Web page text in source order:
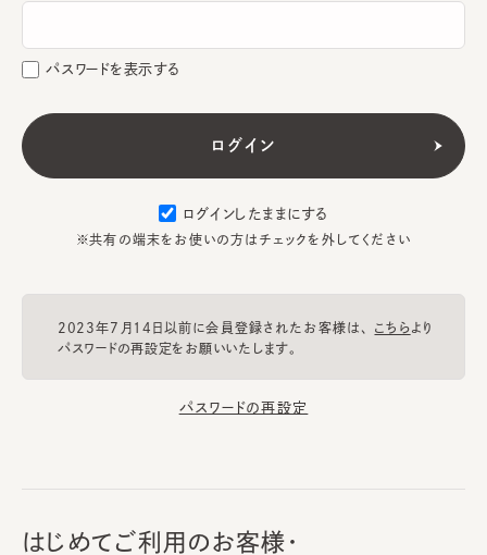
パスワードを表示する
ログインしたままにする
※共有の端末をお使いの方はチェックを外してください
2023年7月14日以前に会員登録されたお客様は、 こちらより
パスワードの再設定をお願いいたします。
パスワードの再設定
はじめてご利用のお客様・